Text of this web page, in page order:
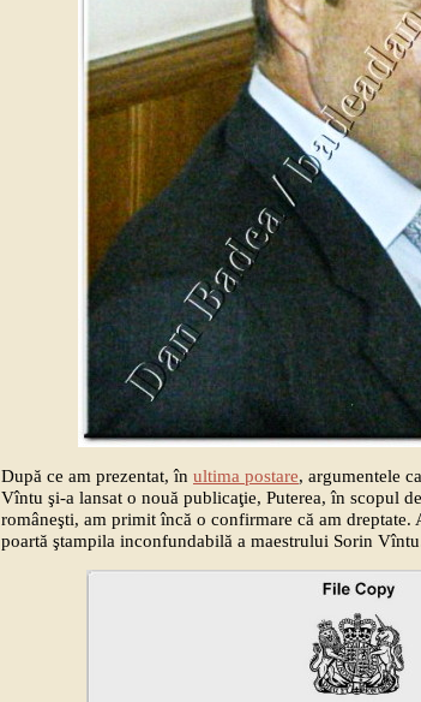
După ce am prezentat, în ultima postare, argumentele
Vîntu şi-a lansat o nouă publicaţie, Puterea, în scopul
româneşti, am primit încă o confirmare că am dreptate.
poartă ştampila inconfundabilă a maestrului Sorin